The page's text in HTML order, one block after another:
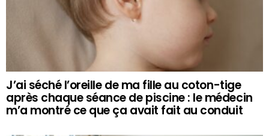
J’ai séché l’oreille de ma fille au coton-tige
après chaque séance de piscine : le médecin
m’a montré ce que ça avait fait au conduit